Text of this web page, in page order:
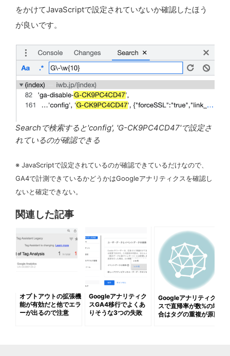
をかけてJavaScriptで設定されていないか確認したほう
が良いです。
Searchで検索すると'config', 'G-CK9PC4CD47'で設定さ
れているのが確認できる
※ JavaScriptで設定されているのが確認できているだけなので、
GA4で計測できているかどうかはGoogleアナリティクスを確認し
ないと確定できない。
関連した記事
オプトアウトの拡張機
能が有効だと他でエラ
ーが出るので注意
Googleアナリティク
スGA4移行でよくあ
りそうな3つの失敗
Googleアナリティク
スで直帰率が数%の場
合はタグの重複が原因